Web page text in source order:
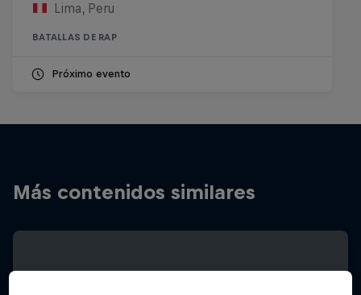
Lima, Peru
BATALLAS DE RAP
Próximo evento
Más contenidos similares